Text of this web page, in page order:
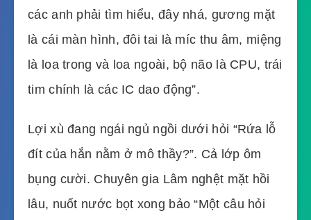
các anh phải tìm hiểu, đây nhá, gương mặt
là cái màn hình, đôi tai là míc thu âm, miệng
là loa trong và loa ngoài, bộ não là CPU, trái
tim chính là các IC dao động”.
Lợi xù đang ngái ngủ ngồi dưới hỏi “Rứa lỗ
đít của hắn nằm ở mô thầy?”. Cả lớp ôm
bụng cười. Chuyên gia Lâm nghệt mặt hồi
lâu, nuốt nước bọt xong bảo “Một câu hỏi